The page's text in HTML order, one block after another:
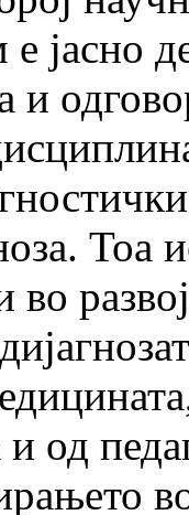
јасно
и
Тоа
во
од